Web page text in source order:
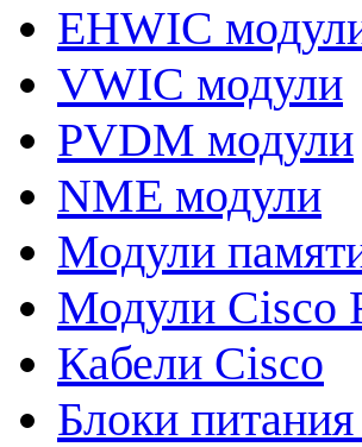
EHWIC
VWIC модули
PVDM модули
NME модули
Модули
Модули Cisco
Кабели Cisco
Блоки